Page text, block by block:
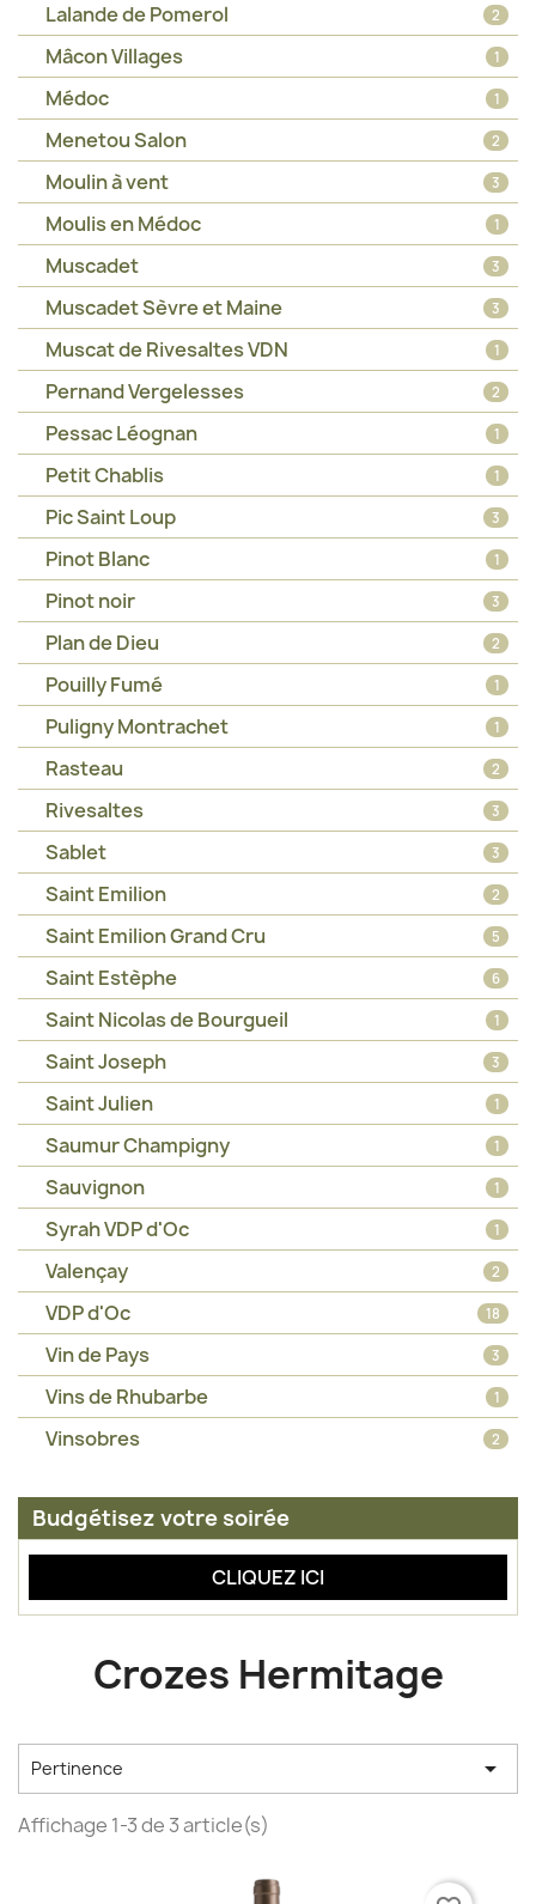
Lalande de Pomerol 2
Mâcon Villages 1
Médoc 1
Menetou Salon 2
Moulin à vent 3
Moulis en Médoc 1
Muscadet 3
Muscadet Sèvre et Maine 3
Muscat de Rivesaltes VDN 1
Pernand Vergelesses 2
Pessac Léognan 1
Petit Chablis 1
Pic Saint Loup 3
Pinot Blanc 1
Pinot noir 3
Plan de Dieu 2
Pouilly Fumé 1
Puligny Montrachet 1
Rasteau 2
Rivesaltes 3
Sablet 3
Saint Emilion 2
Saint Emilion Grand Cru 5
Saint Estèphe 6
Saint Nicolas de Bourgueil 1
Saint Joseph 3
Saint Julien 1
Saumur Champigny 1
Sauvignon 1
Syrah VDP d'Oc 1
Valençay 2
VDP d'Oc 18
Vin de Pays 3
Vins de Rhubarbe 1
Vinsobres 2
Budgétisez votre soirée
CLIQUEZ ICI
Crozes Hermitage
Pertinence 
Affichage 1-3 de 3 article(s)